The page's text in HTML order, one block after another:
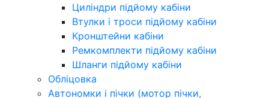
Циліндри підйому кабіни
Втулки і троси підйому кабіни
Кронштейни кабіни
Ремкомплекти підйому кабіни
Шланги підйому кабіни
Обліцовка
Автономки і пічки (мотор пічки,